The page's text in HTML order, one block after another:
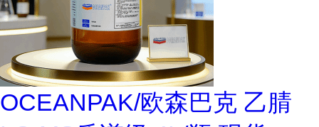
OCEANPAK/欧森巴克 乙腈